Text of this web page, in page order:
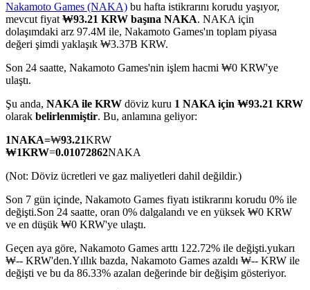
COIN-M Vadeli İşlemleri
Kripto Para Vadeli İşlemleri
Hisse senetleri, döviz, değerli metaller ve emtia türevleri
USDC Vadeli İşlemleri
USDC'yi teminat olarak kullanan vadeli işlemler
Nakamoto Games (NAKA) bu hafta istikrarını korudu yaşıyor,
mevcut fiyat ₩93.21 KRW başına NAKA. NAKA için
dolaşımdaki arz 97.4M ile, Nakamoto Games'ın toplam piyasa
değeri şimdi yaklaşık ₩3.37B KRW.
Son 24 saatte, Nakamoto Games'nin işlem hacmi ₩0 KRW'ye
ulaştı.
Şu anda, NAKA ile KRW döviz kuru 1 NAKA için ₩93.21 KRW
olarak belirlenmiştir. Bu, anlamına geliyor:
1NAKA=₩93.21KRW
₩1KRW=0.01072862NAKA
(Not: Döviz ücretleri ve gaz maliyetleri dahil değildir.)
Son 7 gün içinde, Nakamoto Games fiyatı istikrarını korudu 0% ile
değişti.Son 24 saatte, oran 0% dalgalandı ve en yüksek ₩0 KRW
ve en düşük ₩0 KRW'ye ulaştı.
Geçen aya göre, Nakamoto Games arttı 122.72% ile değişti.yukarı
₩-- KRW'den.Yıllık bazda, Nakamoto Games azaldı ₩-- KRW ile
değişti ve bu da 86.33% azalan değerinde bir değişim gösteriyor.